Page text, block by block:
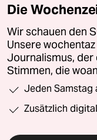
Die
Wir schauen den
Unsere
Journalismus, der
Stimmen, die
Jeden Samstag
Zusätzlich